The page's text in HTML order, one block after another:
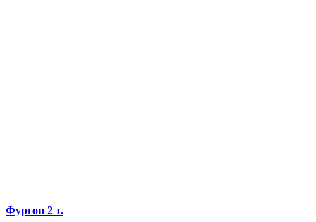
Фургон 2 т.